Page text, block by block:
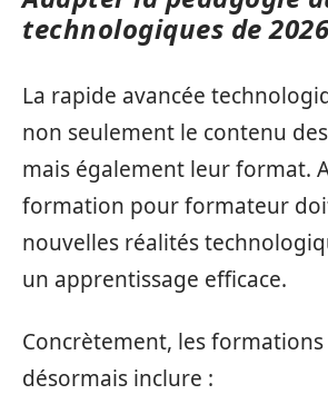
technologiques de 2026
La rapide avancée
non seulement le contenu
mais également leur format.
formation pour formateur
nouvelles réalités
un apprentissage efficace.
Concrètement, les
désormais inclure :